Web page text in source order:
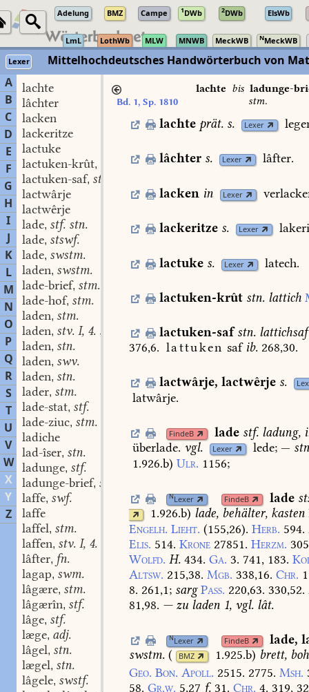
Adelung BMZ Campe 1DWb 2DWb ElsWb
LmL LothWb MLW MNWB MeckWB NMeckWB
Lexer
Mittelhochdeutsches Handwörterbuch von
A
B
C
D
E
F
G
H
I
J
K
L
M
N
O
P
Q
R
S
T
U
V
W
X
Y
Z
lachte
lâchter
lacken
lackeritze
lactuke
lactuken-krût,
lactuken-saf, stn.
lactwârje
lactwêrje
lade, stf. stn.
lade, stswf.
lade, swstm.
laden, swstm.
lade-brief, stm.
lade-hof, stm.
laden, stm.
laden, stv. I, 4. swv.
laden, stn.
laden, swv.
laden, stn.
lader, stm.
lade-stat, stf.
lade-ziuc, stm.
ladiche
lad-îser, stn.
ladunge, stf.
ladunge-brief, stm.
laffe, swf.
laffe
laffel, stm.
laffen, stv. I, 4. sw.
lâfter, fn.
lagap, swm.
lâgære, stm.
lâgærîn, stf.
lâge, stf.
læge, adj.
lâgel, stn.
lægel, stn.
lâgele, swstf.
Bd. 1, Sp. 1810
lachte bis ladunge-
stm.
lachte prät. s. Lexer
lâchter s. Lexer lâfter.
lacken in Lexer
lackeritze s. Lexer
lactuke s. Lexer latech.
lactuken-krût stn. lattich
lactuken-saf stn.
376,6. lattuken saf ib. 268,30.
lactwârje, lactwêrje s.
latwârje.
FindeB lade stf. ladung,
überlade. vgl. Lexer lede; —
1.926.b) Ulr. 1156;
NLexer FindeB lade
1.926.b) lade,behälter,kasten
Engelh. Lieht. (155,26). Herb. 594.
Elis. 514. Krone 27851. Herzm.
Wolfd. H. 434. Ga. 3. 741, 183.
Altsw. 215,38. Mgb. 338,16. Chr.
8. 261,1; sarg Pass. 220,63. 330,52.
81,98. — zu laden 1, vgl. lât.
NLexer FindeB lade,
swstm. ( BMZ 1.925.b) brett,
Geo. Bon. Apoll. 2515. 2775. Msh.
58. Gr.w. 5,27 f. 31. Chr. 4. 319, 32